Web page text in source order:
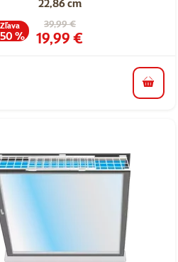
22,86 cm
Pôvodná cena
39,99 €
Cena
19,99 €
Zľava
%
do